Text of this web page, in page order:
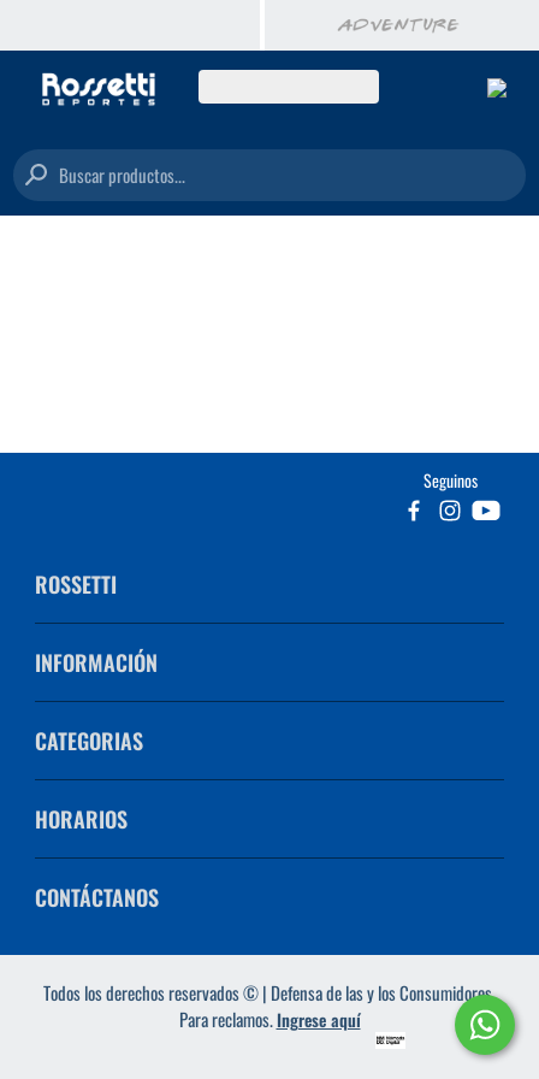
Buscar productos...
Seguinos
ROSSETTI
INFORMACIÓN
CATEGORIAS
HORARIOS
CONTÁCTANOS
Todos los derechos reservados © | Defensa de las y los Consumidores.
Para reclamos.Ingrese aquí